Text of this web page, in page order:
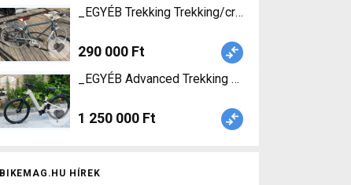
_EGYÉB Trekking Trekking/cross tárcsafék
290 000 Ft
_EGYÉB Advanced Trekking Pro FS Wave
1 250 000 Ft
BIKEMAG.HU HÍREK